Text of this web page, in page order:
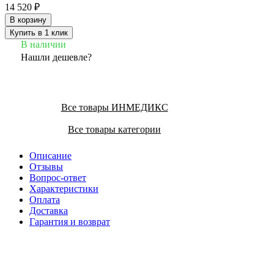
14 520 ₽
В корзину
Купить в 1 клик
В наличии
Нашли дешевле?
Все товары ИНМЕДИКС
Все товары категории
Описание
Отзывы
Вопрос-ответ
Характеристики
Оплата
Доставка
Гарантия и возврат